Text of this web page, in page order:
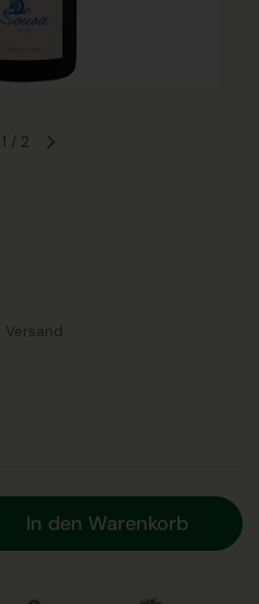
Folie
Nächste Folie
1 / 2
Versand
In den Warenkorb